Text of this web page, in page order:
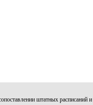
штатных расписаний